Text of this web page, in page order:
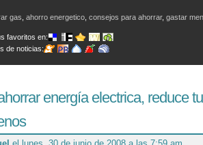
gas ahorro energetico consejos para ahorrar, gastar
favoritos en:
de noticias:
energía electrica, reduce